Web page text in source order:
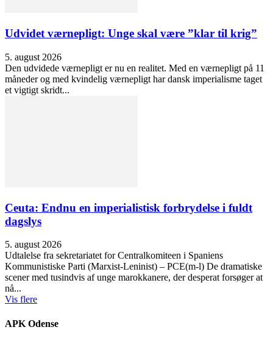
Udvidet værnepligt: Unge skal være ”klar til krig”
5. august 2026
Den udvidede værnepligt er nu en realitet. Med en værnepligt på 11
måneder og med kvindelig værnepligt har dansk imperialisme taget
et vigtigt skridt...
Ceuta: Endnu en imperialistisk forbrydelse i fuldt
dagslys
5. august 2026
Udtalelse fra sekretariatet for Centralkomiteen i Spaniens
Kommunistiske Parti (Marxist-Leninist) – PCE(m-l) De dramatiske
scener med tusindvis af unge marokkanere, der desperat forsøger at
nå...
Vis flere
APK Odense